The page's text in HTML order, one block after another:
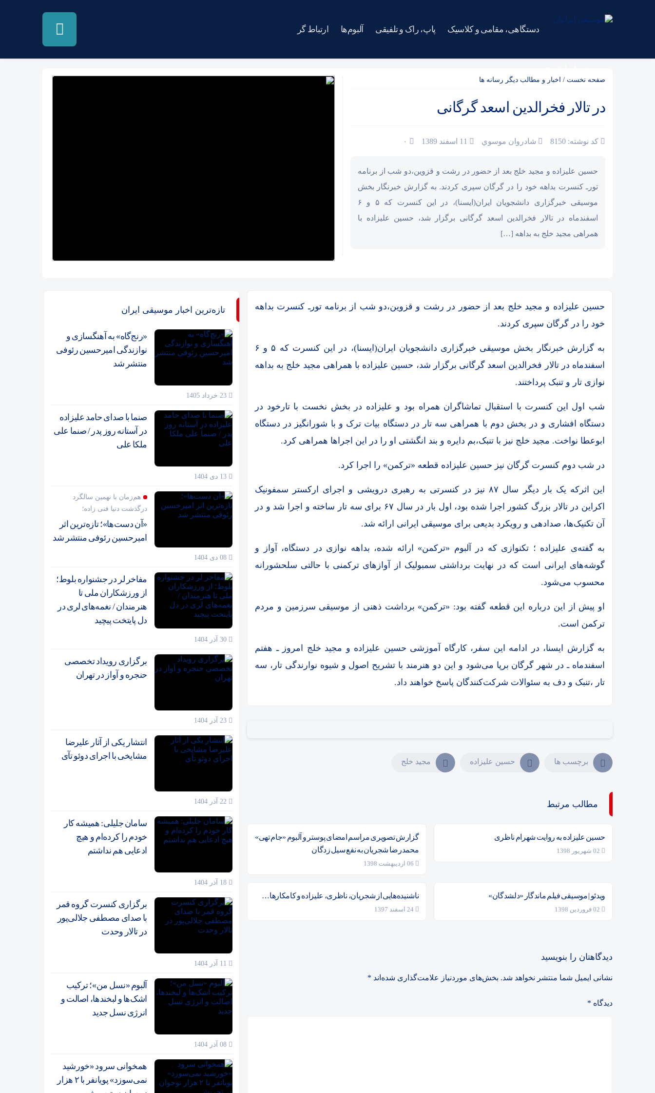
دستگاهی، مقامی و کلاسیک پاپ، راک و تلفیقی آلبوم‌ها ارتباط گر
صفحه نخست / اخبار و مطالب دیگر رسانه ها
در تالار فخرالدین اسعد گرگانی
کد نوشته: 8150 شادروان موسوي ۰
حسین علیزاده و مجید خلج بعد از حضور در رشت و قزوین،دو شب از برنامه
تورـ کنسرت بداهه خود را در گرگان سپری کردند. به گزارش خبرنگار بخش
موسیقی خبرگزاری دانشجویان ایران(ایسنا)، در این کنسرت که ۵ و ۶
اسفندماه در تالار فخرالدین اسعد گرگانی برگزار شد، حسین علیزاده با
همراهی مجید خلج به بداهه […]
حسین علیزاده و مجید خلج بعد از حضور در رشت و قزوین،دو شب از برنامه تورـ کنسرت بداهه
خود را در گرگان سپری کردند.
به گزارش خبرنگار بخش موسیقی خبرگزاری دانشجویان ایران(ایسنا)، در این کنسرت که ۵ و ۶
اسفندماه در تالار فخرالدین اسعد گرگانی برگزار شد، حسین علیزاده با همراهی مجید خلج به بداهه
نوازی تار و تنبک پرداختند.
شب اول این کنسرت با استقبال تماشاگران همراه بود و علیزاده در بخش نخست با تارخود در
دستگاه افشاری و در بخش دوم با همراهی سه تار در دستگاه بیات ترک و با شورانگیز در دستگاه
ابوعطا نواخت. مجید خلج نیز با تنبک،بم دایره و بند انگشتی او را در این اجراها همراهی کرد.
در شب دوم کنسرت گرگان نیز حسین علیزاده قطعه «ترکمن» را اجرا کرد.
این اثرکه یک بار دیگر سال ۸۷ نیز در کنسرتی به رهبری درویشی و اجرای ارکستر سمفونیک
اکراین در تالار بزرگ کشور اجرا شده بود، اول بار در سال ۶۷ برای سه تار ساخته و اجرا شد و در
آن تکنیک‌ها، صدادهی و رویکرد بدیعی برای موسیقی ایرانی ارائه شد.
به گفته‌ی علیزاده ؛ تکنوازی که در آلبوم «ترکمن» ارائه شده، بداهه نوازی در دستگاه، آواز و
گوشه‌های ایرانی است که در نهایت برداشتی سمبولیک از آوازهای ترکمنی با حالتی سلحشورانه
محسوب می‌شود.
او پیش از این درباره این قطعه گفته بود: «ترکمن» برداشت ذهنی از موسیقی سرزمین و مردم
ترکمن است.
به گزارش ایسنا، در ادامه این سفر، کارگاه آموزشی حسین علیزاده و مجید خلج امروز ـ هفتم
اسفندماه ـ در شهر گرگان برپا می‌شود و این دو هنرمند با تشریح اصول و شیوه نوارندگی تار، سه
تار ،تنبک و دف به سئوالات شرکت‌کنندگان پاسخ خواهند داد.
برچسب ها حسين عليزاده مجيد خلج
مطالب مرتبط
حسین علیزاده به روایت شهرام ناظری
گزارش تصویری مراسم امضای پوستر و آلبوم «جام تهی»
محمدرضا شجریان به نفع سیل زدگان
ویدئو | موسیقی فیلم ماندگار «دلشدگان» ناشنیده‌هایی از شجریان، ناظری، علیزاده و کامکارها…
24 اسفند 1397
دیدگاهتان را بنویسید
نشانی ایمیل شما منتشر نخواهد شد. بخش‌های موردنیاز علامت‌گذاری شده‌اند *
دیدگاه *
تازه‌ترین اخبار موسیقی ایران
«رنج‌گاه» به آهنگسازی و
نوازندگی امیرحسین رئوفی
منتشر شد
صنما با صدای حامد علیزاده
در آستانه روز پدر / صنما علی
ملکا علی
هم‌زمان با نهمین سالگرد
درگذشت دنیا فنی زاده؛
«آن دست‌ها»؛ تازه‌ترین اثر
امیرحسین رئوفی منتشر شد
مفاخر لر در جشنواره بلوط؛
از ورزشکاران ملی تا
هنرمندان / نغمه‌های لری در
دل پایتخت پیچید
برگزاری رویداد تخصصی
حنجره و آواز در تهران
انتشار یکی از آثار علیرضا
مشایخی با اجرای دوئو تآی
سامان جلیلی: همیشه کار
خودم را کرده‌ام و هیچ
ادعایی هم نداشتم
برگزاری کنسرت گروه قمر
با صدای مصطفی جلالی‌پور
در تالار وحدت
آلبوم «نسل من»؛ ترکیب
اشک‌ها و لبخندها، اصالت و
انرژی نسل جدید
همخوانی سرود «خورشید
نمی‌سوزد» پویانفر با ۲ هزار